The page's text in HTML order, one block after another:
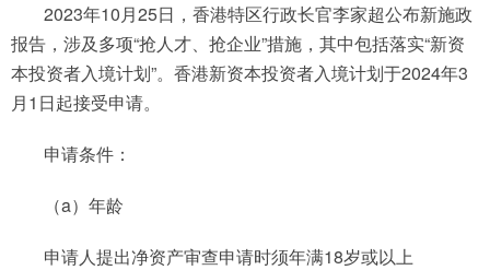
2023年10月25日，香港特区行政长官李家超公布新施政
报告，涉及多项“抢人才、抢企业”措施，其中包括落实“新资
本投资者入境计划”。香港新资本投资者入境计划于2024年3
月1日起接受申请。
申请条件：
（a）年龄
申请人提出净资产审查申请时须年满18岁或以上